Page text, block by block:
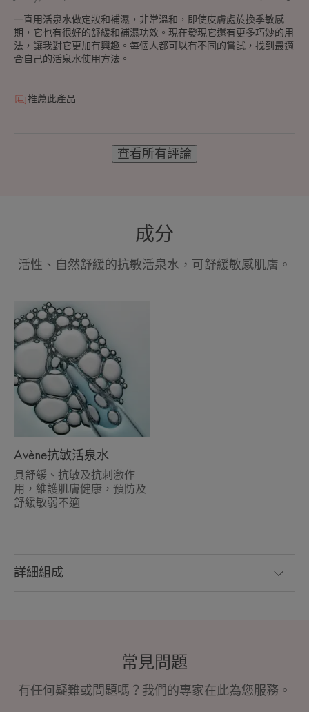
一直用活泉水做定妝和補濕，非常溫和，即使皮膚處於換季敏感
期，它也有很好的舒緩和補濕功效。現在發現它還有更多巧妙的用
法，讓我對它更加有興趣。每個人都可以有不同的嘗試，找到最適
合自己的活泉水使用方法。
推薦此產品
查看所有評論
成分
活性、自然舒緩的抗敏活泉水，可舒緩敏感肌膚。
詳細組成
Avène抗敏活泉水
具舒緩、抗敏及抗刺激作
用，維護肌膚健康，預防及
舒緩敏弱不適
常見問題
有任何疑難或問題嗎？我們的專家在此為您服務。